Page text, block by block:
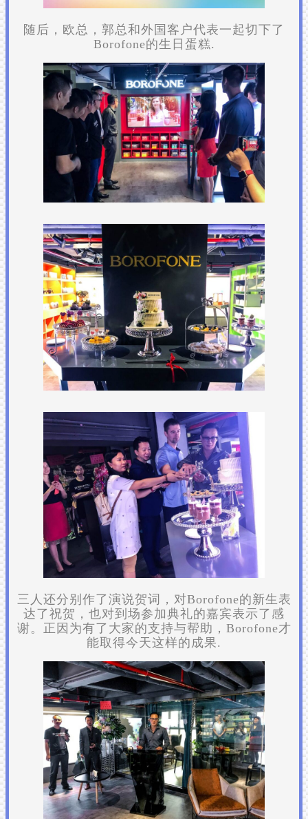
随后，欧总，郭总和外国客户代表一起切下了
Borofone的生日蛋糕.
三人还分别作了演说贺词，对Borofone的新生表
达了祝贺，也对到场参加典礼的嘉宾表示了感
谢。正因为有了大家的支持与帮助，Borofone才
能取得今天这样的成果.